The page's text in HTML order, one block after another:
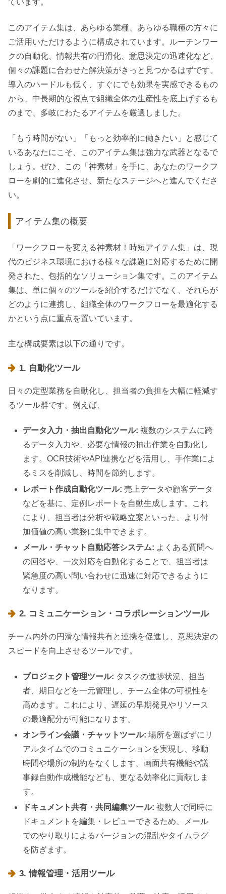
ています。
このアイテム集は、あらゆる業種、あらゆる職種の方々に
ご活用いただけるように構成されています。ルーチンワー
クの自動化、情報共有の円滑化、意思決定の迅速化など、
個々の課題に合わせた解決策がきっと見つかるはずです。
導入のハードルも低く、すぐにでも効果を実感できるもの
から、中長期的な視点で組織全体の生産性を底上げするも
のまで、多岐にわたるアイテムを厳選しました。
「もう時間がない」「もっと効率的に働きたい」と感じて
いるあなたにこそ、このアイテム集は強力な武器となるで
しょう。ぜひ、この「神素材」を手に、あなたのワークフ
ローを劇的に進化させ、新たなステージへと進んでくださ
い。
アイテム集の概要
「ワークフローを変える神素材！時短アイテム集」は、現
代のビジネス環境における様々な課題に対応するために開
発された、包括的なソリューション集です。このアイテム
集は、単に個々のツールを紹介するだけでなく、それらが
どのように連携し、組織全体のワークフローを最適化する
かという点に重点を置いています。
主な構成要素は以下の通りです。
1. 自動化ツール
日々の定型業務を自動化し、担当者の負担を大幅に軽減す
るツール群です。例えば、
データ入力・抽出自動化ツール: 複数のシステムに跨
るデータ入力や、必要な情報の抽出作業を自動化し
ます。OCR技術やAPI連携などを活用し、手作業によ
るミスを削減し、時間を節約します。
レポート作成自動化ツール: 売上データや顧客データ
などを基に、定例レポートを自動生成します。これ
により、担当者は分析や戦略立案といった、より付
加価値の高い業務に集中できます。
メール・チャット自動応答システム: よくある質問へ
の回答や、一次対応を自動化することで、担当者は
緊急度の高い問い合わせに迅速に対応できるように
なります。
2. コミュニケーション・コラボレーションツール
チーム内外の円滑な情報共有と連携を促進し、意思決定の
スピードを向上させるツールです。
プロジェクト管理ツール: タスクの進捗状況、担当
者、期日などを一元管理し、チーム全体の可視性を
高めます。これにより、遅延の早期発見やリソース
の最適配分が可能になります。
オンライン会議・チャットツール: 場所を選ばずにリ
アルタイムでのコミュニケーションを実現し、移動
時間や場所の制約をなくします。画面共有機能や議
事録自動作成機能なども、更なる効率化に貢献しま
す。
ドキュメント共有・共同編集ツール: 複数人で同時に
ドキュメントを編集・レビューできるため、メール
でのやり取りによるバージョンの混乱やタイムラグ
を防ぎます。
3. 情報管理・活用ツール